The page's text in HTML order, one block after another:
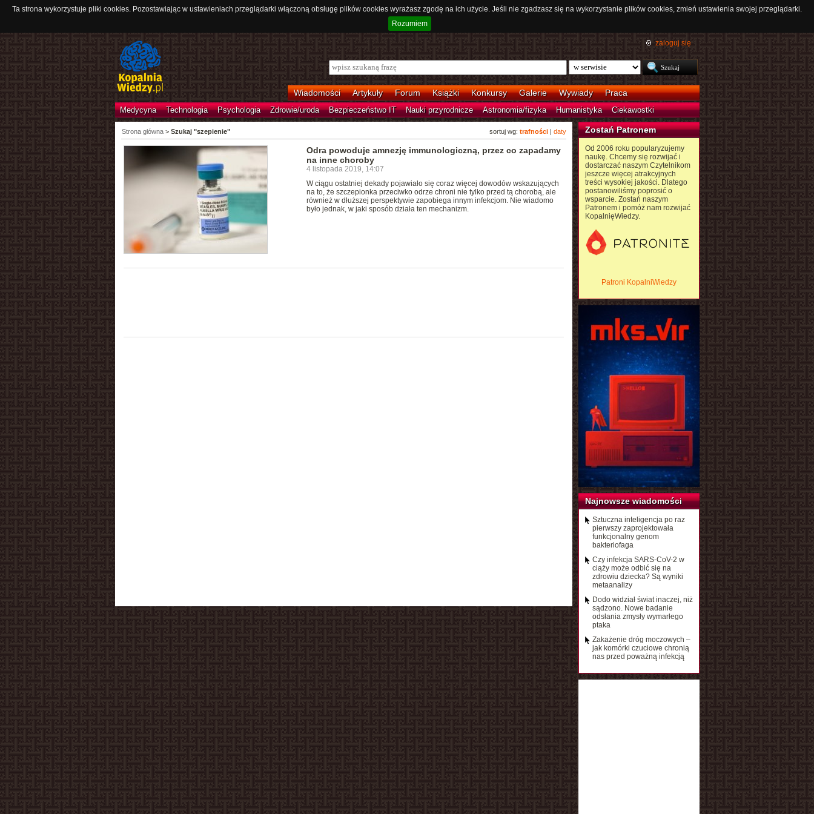
Ta strona wykorzystuje pliki cookies. Pozostawiając w ustawieniach przeglądarki włączoną obsługę plików cookies wyrażasz zgodę na ich użycie. Jeśli nie zgadzasz się na wykorzystanie plików cookies, zmień ustawienia swojej przeglądarki.
Rozumiem
zaloguj się
Wiadomości Artykuły Forum Książki Konkursy Galerie Wywiady Praca
Medycyna Technologia Psychologia Zdrowie/uroda Bezpieczeństwo IT Nauki przyrodnicze Astronomia/fizyka Humanistyka Ciekawostki
sortuj wg: trafności| daty
Strona główna> Szukaj "szepienie"
Odra powoduje amnezję immunologiczną, przez co zapadamy
na inne choroby
4 listopada 2019, 14:07
W ciągu ostatniej dekady pojawiało się coraz więcej dowodów wskazujących
na to, że szczepionka przeciwko odrze chroni nie tylko przed tą chorobą, ale
również w dłuższej perspektywie zapobiega innym infekcjom. Nie wiadomo
było jednak, w jaki sposób działa ten mechanizm.
Zostań Patronem
Od 2006 roku popularyzujemy
naukę. Chcemy się rozwijać i
dostarczać naszym Czytelnikom
jeszcze więcej atrakcyjnych
treści wysokiej jakości. Dlatego
postanowiliśmy poprosić o
wsparcie. Zostań naszym
Patronem i pomóż nam rozwijać
KopalnięWiedzy.
Patroni KopalniWiedzy
Najnowsze wiadomości
Sztuczna inteligencja po raz
pierwszy zaprojektowała
funkcjonalny genom
bakteriofaga
Czy infekcja SARS-CoV-2 w
ciąży może odbić się na
zdrowiu dziecka? Są wyniki
metaanalizy
Dodo widział świat inaczej, niż
sądzono. Nowe badanie
odsłania zmysły wymarłego
ptaka
Zakażenie dróg moczowych –
jak komórki czuciowe chronią
nas przed poważną infekcją